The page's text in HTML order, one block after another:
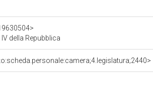
della Repubblica